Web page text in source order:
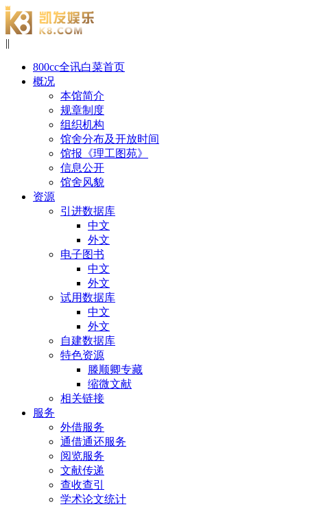
||
800cc全讯白菜首页
概况
本馆简介
规章制度
组织机构
馆舍分布及开放时间
馆报《理工图苑》
信息公开
馆舍风貌
资源
引进数据库
中文
外文
电子图书
中文
外文
试用数据库
中文
外文
自建数据库
特色资源
滕顺卿专藏
缩微文献
相关链接
服务
外借服务
通借通还服务
阅览服务
文献传递
查收查引
学术论文统计